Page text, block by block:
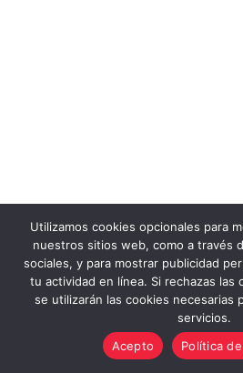
Utilizamos cookies opcionales para
nuestros sitios web, como a través
sociales, y para mostrar publicidad
tu actividad en línea. Si rechazas las
se utilizarán las cookies necesarias
servicios.
Acepto
Política